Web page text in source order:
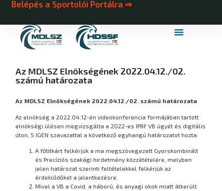
Belépés a Sportolói Portálra ⇒
Az MDLSZ Elnökségének 2022.04.12./02.
számú határozata
Az MDLSZ Elnökségének 2022.04.12./02. számú határozata
Az elnökség a 2022.04.12-én videokonferencia formájában tartott
elnökségi ülésen megvizsgálta a 2022-es IPRF VB ügyét és digitális
úton, 5 IGEN szavazattal a következő egyhangú határozatot hozta:
A főtitkárt felkérjük a ma megszövegezett Gyorskombinált
és Precíziós szakági hirdetmény közzétételére, melyben
jelen határozat szerinti feltételekkel felkérjük az
érdeklődőket a jelentkezésre.
Mivel a VB a Covid, a háború, és anyagi okok miatt átkerült